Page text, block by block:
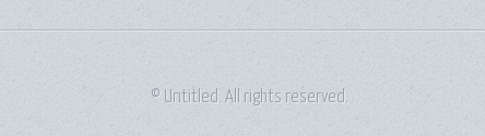
© Untitled. All rights reserved.